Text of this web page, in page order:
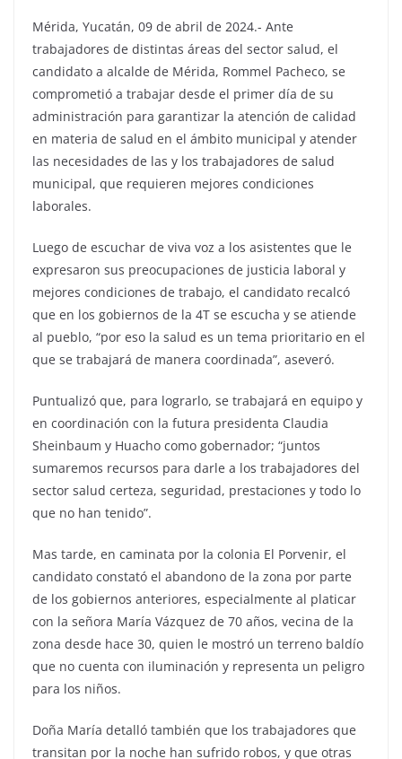
Mérida, Yucatán, 09 de abril de 2024.- Ante
trabajadores de distintas áreas del sector salud, el
candidato a alcalde de Mérida, Rommel Pacheco, se
comprometió a trabajar desde el primer día de su
administración para garantizar la atención de calidad
en materia de salud en el ámbito municipal y atender
las necesidades de las y los trabajadores de salud
municipal, que requieren mejores condiciones
laborales.
Luego de escuchar de viva voz a los asistentes que le
expresaron sus preocupaciones de justicia laboral y
mejores condiciones de trabajo, el candidato recalcó
que en los gobiernos de la 4T se escucha y se atiende
al pueblo, “por eso la salud es un tema prioritario en el
que se trabajará de manera coordinada”, aseveró.
Puntualizó que, para lograrlo, se trabajará en equipo y
en coordinación con la futura presidenta Claudia
Sheinbaum y Huacho como gobernador; “juntos
sumaremos recursos para darle a los trabajadores del
sector salud certeza, seguridad, prestaciones y todo lo
que no han tenido”.
Mas tarde, en caminata por la colonia El Porvenir, el
candidato constató el abandono de la zona por parte
de los gobiernos anteriores, especialmente al platicar
con la señora María Vázquez de 70 años, vecina de la
zona desde hace 30, quien le mostró un terreno baldío
que no cuenta con iluminación y representa un peligro
para los niños.
Doña María detalló también que los trabajadores que
transitan por la noche han sufrido robos, y que otras